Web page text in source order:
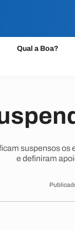
Qual a Boa?
suspensos
e definiram